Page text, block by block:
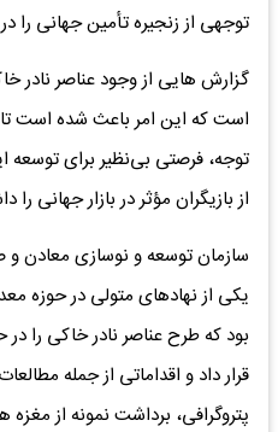
توجهی از زنجیره تأمین جهانی را
گزارش هایی از وجود عناصر نادر
است که این امر باعث شده است تا
توجه، فرصتی بی‌نظیر برای
از بازیگران مؤثر در بازار جهانی را
سازمان توسعه و نوسازی معادن و
بود که طرح عناصر نادر خاکی را
قرار داد و اقداماتی از جمله
پتروگرافی، برداشت نمونه از